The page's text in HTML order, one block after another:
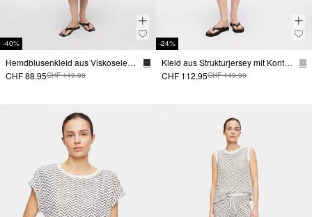
-40%
Hemdblusenkleid aus Viskoseleinenmix
CHF 88.95CHF 149.90
-24%
Kleid aus Strukturjersey mit Kontraststreifen
CHF 112.95CHF 149.90